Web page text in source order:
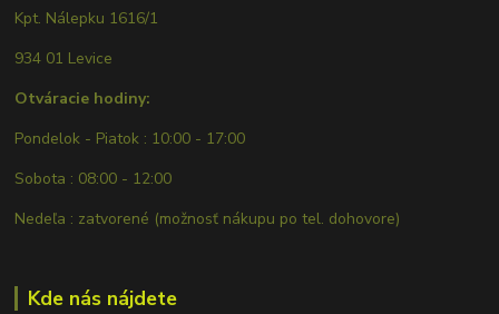
Kpt. Nálepku 1616/1
934 01 Levice
Otváracie hodiny:
Pondelok - Piatok : 10:00 - 17:00
Sobota : 08:00 - 12:00
Nedeľa : zatvorené (možnosť nákupu po tel. dohovore)
Kde nás nájdete